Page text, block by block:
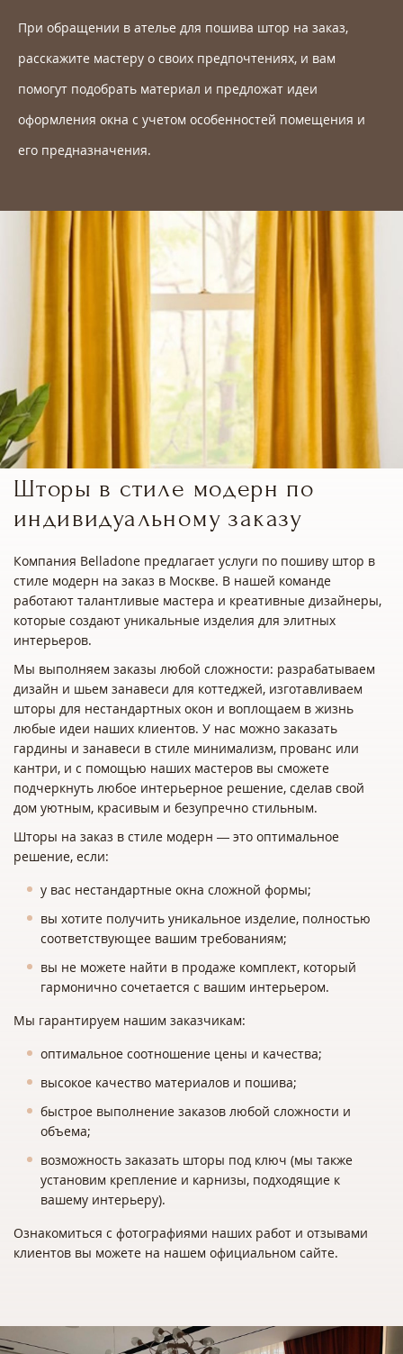
При обращении в ателье для пошива штор на заказ,
расскажите мастеру о своих предпочтениях, и вам
помогут подобрать материал и предложат идеи
оформления окна с учетом особенностей помещения и
его предназначения.
Шторы в стиле модерн по
индивидуальному заказу
Компания Belladone предлагает услуги по пошиву штор в
стиле модерн на заказ в Москве. В нашей команде
работают талантливые мастера и креативные дизайнеры,
которые создают уникальные изделия для элитных
интерьеров.
Мы выполняем заказы любой сложности: разрабатываем
дизайн и шьем занавеси для коттеджей, изготавливаем
шторы для нестандартных окон и воплощаем в жизнь
любые идеи наших клиентов. У нас можно заказать
гардины и занавеси в стиле минимализм, прованс или
кантри, и с помощью наших мастеров вы сможете
подчеркнуть любое интерьерное решение, сделав свой
дом уютным, красивым и безупречно стильным.
Шторы на заказ в стиле модерн — это оптимальное
решение, если:
у вас нестандартные окна сложной формы;
вы хотите получить уникальное изделие, полностью
соответствующее вашим требованиям;
вы не можете найти в продаже комплект, который
гармонично сочетается с вашим интерьером.
Мы гарантируем нашим заказчикам:
оптимальное соотношение цены и качества;
высокое качество материалов и пошива;
быстрое выполнение заказов любой сложности и
объема;
возможность заказать шторы под ключ (мы также
установим крепление и карнизы, подходящие к
вашему интерьеру).
Ознакомиться с фотографиями наших работ и отзывами
клиентов вы можете на нашем официальном сайте.